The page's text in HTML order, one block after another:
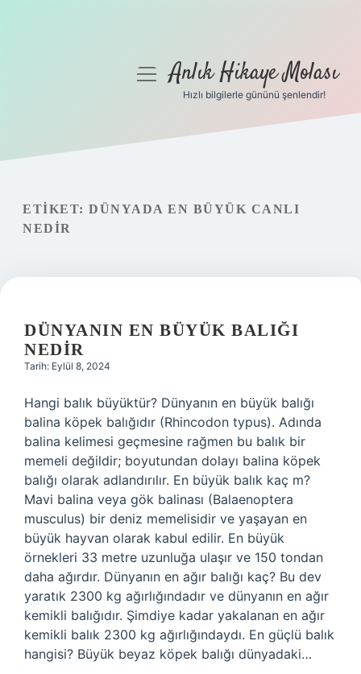
Gizlilik Politikası
Hakkımızda
menüyüAnlık Hikaye Molası
Hızlı bilgilerle gününü şenlendir!
ETIKET: DÜNYADA EN BÜYÜK CANLI
NEDIR
DÜNYANIN EN BÜYÜK BALIĞI
NEDIR
Tarih: Eylül 8, 2024
Hangi balık büyüktür? Dünyanın en büyük balığı
balina köpek balığıdır (Rhincodon typus). Adında
balina kelimesi geçmesine rağmen bu balık bir
memeli değildir; boyutundan dolayı balina köpek
balığı olarak adlandırılır. En büyük balık kaç m?
Mavi balina veya gök balinası (Balaenoptera
musculus) bir deniz memelisidir ve yaşayan en
büyük hayvan olarak kabul edilir. En büyük
örnekleri 33 metre uzunluğa ulaşır ve 150 tondan
daha ağırdır. Dünyanın en ağır balığı kaç? Bu dev
yaratık 2300 kg ağırlığındadır ve dünyanın en ağır
kemikli balığıdır. Şimdiye kadar yakalanan en ağır
kemikli balık 2300 kg ağırlığındaydı. En güçlü balık
hangisi? Büyük beyaz köpek balığı dünyadaki…